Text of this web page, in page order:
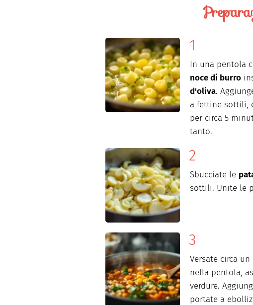
In una pentola
noce di burro
d'oliva.
a fettine sottili,
per circa 5
tanto.
Sbucciate le
sottili. Unite le
Versate circa
nella pentola,
verdure.
portate a